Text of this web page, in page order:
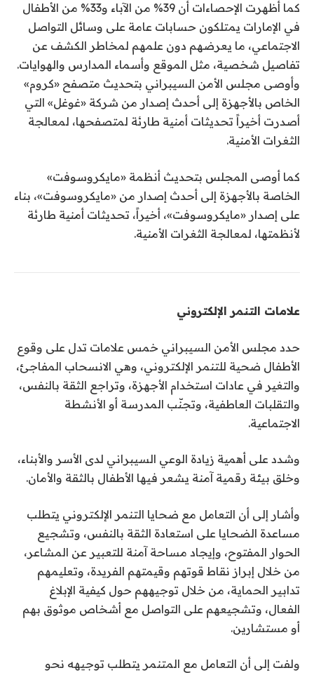
كما أظهرت الإحصاءات أن 39% من الآباء و33% من الأطفال
في الإمارات يمتلكون حسابات عامة على وسائل التواصل
الاجتماعي، ما يعرضهم دون علمهم لمخاطر الكشف عن
تفاصيل شخصية، مثل الموقع وأسماء المدارس والهوايات.
وأوصى مجلس الأمن السيبراني بتحديث متصفح «كروم»
الخاص بالأجهزة إلى أحدث إصدار من شركة «غوغل» التي
أصدرت أخيراً تحديثات أمنية طارئة لمتصفحها، لمعالجة
الثغرات الأمنية.
كما أوصى المجلس بتحديث أنظمة «مايكروسوفت»
الخاصة بالأجهزة إلى أحدث إصدار من «مايكروسوفت»، بناء
على إصدار «مايكروسوفت»، أخيراً، تحديثات أمنية طارئة
لأنظمتها، لمعالجة الثغرات الأمنية.
علامات التنمر الإلكتروني
حدد مجلس الأمن السيبراني خمس علامات تدل على وقوع
الأطفال ضحية للتنمر الإلكتروني، وهي الانسحاب المفاجئ،
والتغير في عادات استخدام الأجهزة، وتراجع الثقة بالنفس،
والتقلبات العاطفية، وتجنّب المدرسة أو الأنشطة
الاجتماعية.
وشدد على أهمية زيادة الوعي السيبراني لدى الأسر والأبناء،
وخلق بيئة رقمية آمنة يشعر فيها الأطفال بالثقة والأمان.
وأشار إلى أن التعامل مع ضحايا التنمر الإلكتروني يتطلب
مساعدة الضحايا على استعادة الثقة بالنفس، وتشجيع
الحوار المفتوح، وإيجاد مساحة آمنة للتعبير عن المشاعر،
من خلال إبراز نقاط قوتهم وقيمتهم الفريدة، وتعليمهم
تدابير الحماية، من خلال توجيههم حول كيفية الإبلاغ
الفعال، وتشجيعهم على التواصل مع أشخاص موثوق بهم
أو مستشارين.
ولفت إلى أن التعامل مع المتنمر يتطلب توجيهه نحو